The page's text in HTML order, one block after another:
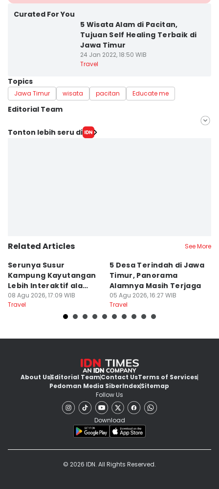
Curated For You
5 Wisata Alam di Pacitan,
Tujuan Self Healing Terbaik di
Jawa Timur
24 Jan 2022, 18:50 WIB
Travel
Topics
Jawa Timur wisata pacitan Educate me
Editorial Team
Editor
Tonton lebih seru di
Related Articles See More
Serunya Susur
Kampung Kayutangan
Lebih Interaktif ala
Kelana Race
08 Agu 2026, 17:09 WIB
Travel
5 Desa Terindah di Jawa
Timur, Panorama
Alamnya Masih Terjaga
05 Agu 2026, 16:27 WIB
Travel
About UsEditorial TeamContact UsTerms of Services
Pedoman Media SiberIndexSitemap
Follow Us
Download
© 2026 IDN. All Rights Reserved.